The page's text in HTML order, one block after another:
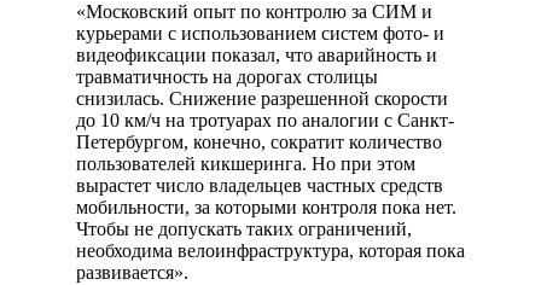
«Московский опыт по контролю за СИМ и
курьерами с использованием систем фото- и
видеофиксации показал, что аварийность и
травматичность на дорогах столицы
снизилась. Снижение разрешенной скорости
до 10 км/ч на тротуарах по аналогии с Санкт-
Петербургом, конечно, сократит количество
пользователей кикшеринга. Но при этом
вырастет число владельцев частных средств
мобильности, за которыми контроля пока нет.
Чтобы не допускать таких ограничений,
необходима велоинфраструктура, которая пока
развивается».